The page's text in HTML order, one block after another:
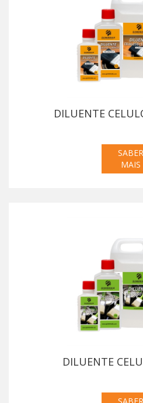
DILUENTE
SABER
MAIS
DILUENTE